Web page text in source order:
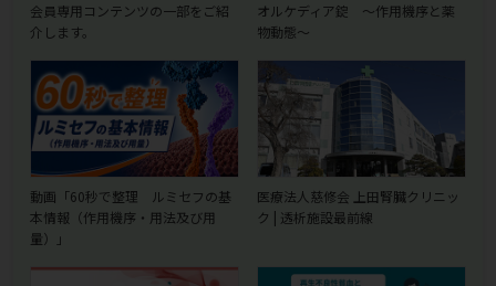
会員専用コンテンツの一部をご紹
介します。
オルケディア錠 ～作用機序と薬
物動態～
動画「60秒で整理 ルミセフの基
本情報（作用機序・用法及び用
量）」
医療法人慈修会 上田腎臓クリニッ
ク | 透析施設最前線